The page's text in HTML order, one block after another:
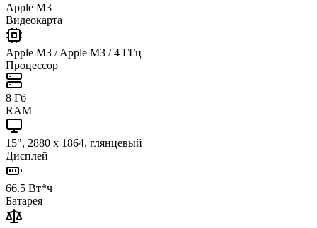
Apple M3
Видеокарта
Apple M3 / Apple M3 / 4 ГГц
Процессор
8 Гб
RAM
15", 2880 x 1864, глянцевый
Дисплей
66.5 Вт*ч
Батарея